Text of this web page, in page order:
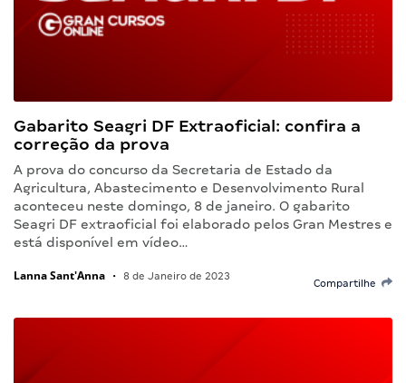
Gabarito Seagri DF Extraoficial: confira a
correção da prova
A prova do concurso da Secretaria de Estado da
Agricultura, Abastecimento e Desenvolvimento Rural
aconteceu neste domingo, 8 de janeiro. O gabarito
Seagri DF extraoficial foi elaborado pelos Gran Mestres e
está disponível em vídeo…
Lanna Sant'Anna • 8 de Janeiro de 2023
Compartilhe